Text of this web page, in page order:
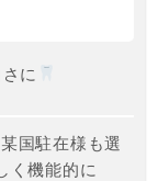
に
国駐在様も選
く機能的に